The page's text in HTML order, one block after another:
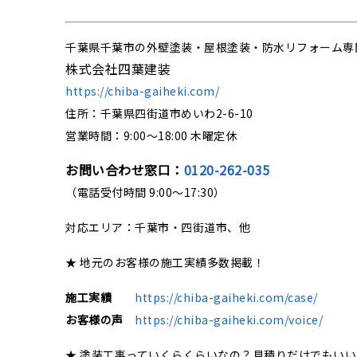
千葉県千葉市の外壁塗装・屋根塗装・防水リフォーム専
株式会社四葉建装
https://chiba-gaiheki.com/
住所：千葉県四街道市めいわ2-6-10
営業時間：9:00〜18:00 木曜定休
お問い合わせ窓口： 0120-262-035
（電話受付時間 9:00〜17:30）
対応エリア：千葉市・四街道市、他
★ 地元のお客様の施工実績多数掲載！
施工実績
https://chiba-gaiheki.com/case/
お客様の声
https://chiba-gaiheki.com/voice/